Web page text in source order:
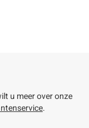
u meer over onze
.